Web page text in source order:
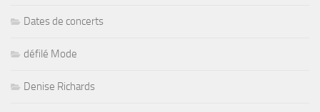
Dates de concerts
défilé Mode
Denise Richards